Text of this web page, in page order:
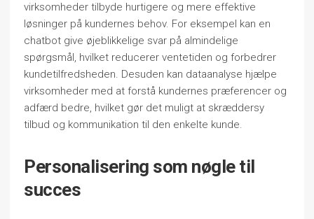
virksomheder tilbyde hurtigere og mere effektive
løsninger på kundernes behov. For eksempel kan en
chatbot give øjeblikkelige svar på almindelige
spørgsmål, hvilket reducerer ventetiden og forbedrer
kundetilfredsheden. Desuden kan dataanalyse hjælpe
virksomheder med at forstå kundernes præferencer og
adfærd bedre, hvilket gør det muligt at skræddersy
tilbud og kommunikation til den enkelte kunde.
Personalisering som nøgle til
succes